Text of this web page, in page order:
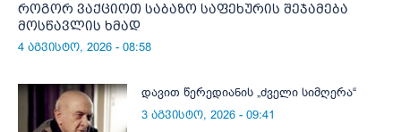
როგორ ვაქციოთ საბაზო საფეხურის შეჯამება
მოსწავლის ხმად
4 აგვისტო, 2026 - 08:58
დავით წერედიანის „ძველი სიმღერა“
3 აგვისტო, 2026 - 09:41